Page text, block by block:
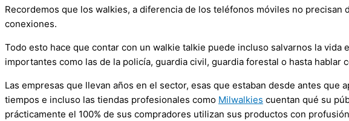
Recordemos que los walkies, a diferencia de los teléfonos móviles no
conexiones.
Todo esto hace que contar con un walkie talkie puede incluso salvarnos la
importantes como las de la policía, guardia civil, guardia forestal o hasta hablar
Las empresas que llevan años en el sector, esas que estaban desde antes
tiempos e incluso las tiendas profesionales como Milwalkies cuentan qué su
prácticamente el 100% de sus compradores utilizan sus productos con